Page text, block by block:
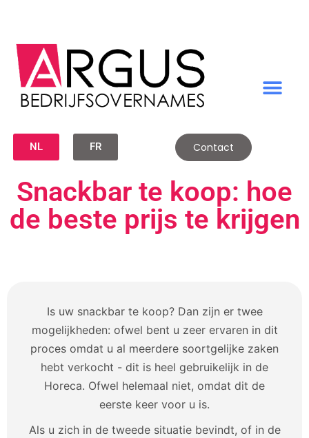
NL FR Contact
Snackbar te koop: hoe
de beste prijs te krijgen
Is uw snackbar te koop? Dan zijn er twee
mogelijkheden: ofwel bent u zeer ervaren in dit
proces omdat u al meerdere soortgelijke zaken
hebt verkocht - dit is heel gebruikelijk in de
Horeca. Ofwel helemaal niet, omdat dit de
eerste keer voor u is.
Als u zich in de tweede situatie bevindt, of in de